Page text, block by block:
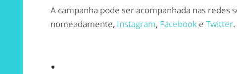
A campanha pode ser acompanhada nas redes
nomeadamente, Instagram, Facebook e Twitter.